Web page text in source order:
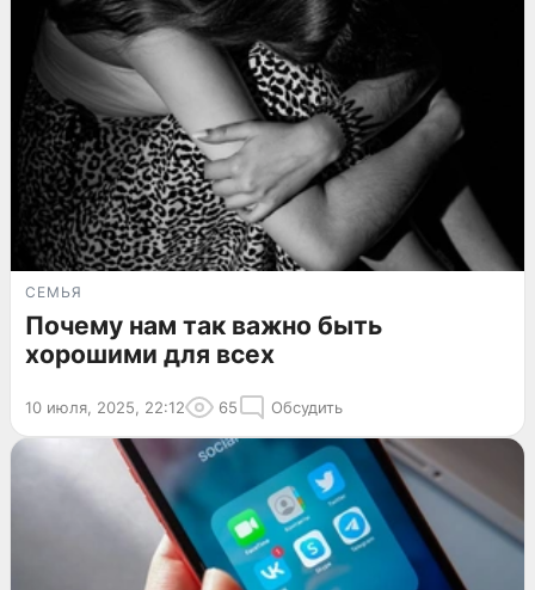
СЕМЬЯ
Почему нам так важно быть
хорошими для всех
10 июля, 2025, 22:12 65 Обсудить